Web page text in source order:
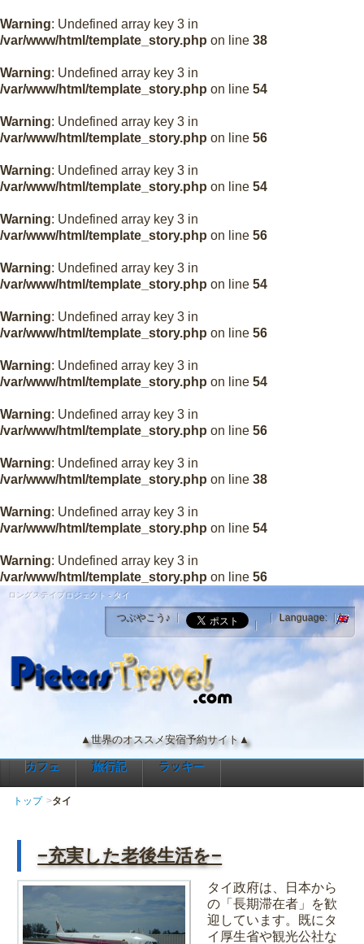
Warning: Undefined array key 3 in
/var/www/html/template_story.php on line 38
Warning: Undefined array key 3 in
/var/www/html/template_story.php on line 54
Warning: Undefined array key 3 in
/var/www/html/template_story.php on line 56
Warning: Undefined array key 3 in
/var/www/html/template_story.php on line 54
Warning: Undefined array key 3 in
/var/www/html/template_story.php on line 56
Warning: Undefined array key 3 in
/var/www/html/template_story.php on line 54
Warning: Undefined array key 3 in
/var/www/html/template_story.php on line 56
Warning: Undefined array key 3 in
/var/www/html/template_story.php on line 54
Warning: Undefined array key 3 in
/var/www/html/template_story.php on line 56
Warning: Undefined array key 3 in
/var/www/html/template_story.php on line 38
Warning: Undefined array key 3 in
/var/www/html/template_story.php on line 54
Warning: Undefined array key 3 in
/var/www/html/template_story.php on line 56
ロングステイプロジェクト - タイ
つぶやこう♪ Language:
▲世界のオススメ安宿予約サイト▲
カフェ 旅行記 ラッキー
トップ タイ
−充実した老後生活を−
タイ政府は、日本から
の「長期滞在者」を歓
迎しています。既にタ
イ厚生省や観光公社な